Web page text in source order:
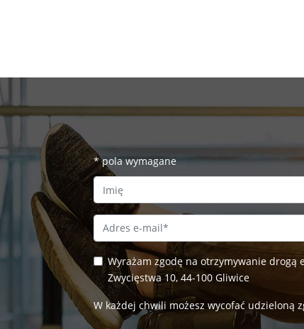
*pola wymagane
First Name
Email Address*
Wyrażam zgodę na otrzymywanie
Zwycięstwa 10, 44-100 Gliwice
W każdej chwili możesz wycofać udzieloną